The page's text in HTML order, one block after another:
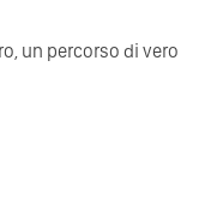
un percorso di vero